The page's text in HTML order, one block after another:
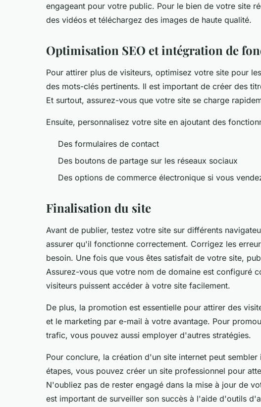
engageant pour votre public. Pour le bien de votre site
des vidéos et téléchargez des images de haute qualité.
Optimisation SEO et intégration de
Pour attirer plus de visiteurs, optimisez votre site pour
des mots-clés pertinents. Il est important de créer des
Et surtout, assurez-vous que votre site se charge
Ensuite, personnalisez votre site en ajoutant des
Des formulaires de contact
Des boutons de partage sur les réseaux sociaux
Des options de commerce électronique si vous
Finalisation du site
Avant de publier, testez votre site sur différents
assurer qu'il fonctionne correctement. Corrigez les
besoin. Une fois que vous êtes satisfait de votre site,
Assurez-vous que votre nom de domaine est configuré
visiteurs puissent accéder à votre site facilement.
De plus, la promotion est essentielle pour attirer des
et le marketing par e-mail à votre avantage. Pour
trafic, vous pouvez aussi employer d'autres stratégies.
Pour conclure, la création d'un site internet peut
étapes, vous pouvez créer un site professionnel pour
N'oubliez pas de rester engagé dans la mise à jour de
est important de surveiller son succès à l'aide d'outils